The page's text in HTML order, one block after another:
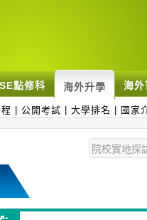
點修科 海外升學 海
公開考試 大學排名 國家